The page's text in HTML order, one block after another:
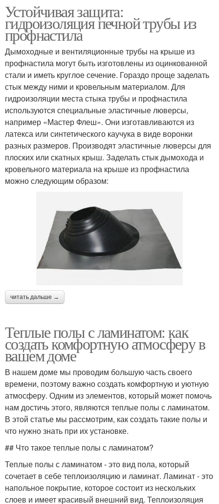
Устойчивая защита:
гидроизоляция печной трубы из
профнастила
Дымоходные и вентиляционные трубы на крыше из
профнастила могут быть изготовлены из оцинкованной
стали и иметь круглое сечение. Гораздо проще заделать
стык между ними и кровельным материалом. Для
гидроизоляции места стыка трубы и профнастила
используются специальные эластичные люверсы,
например «Мастер Флеш». Они изготавливаются из
латекса или синтетического каучука в виде воронки
разных размеров. Производят эластичные люверсы для
плоских или скатных крыш. Заделать стык дымохода и
кровельного материала на крыше из профнастила
можно следующим образом:
читать дальше →
Теплые полы с ламинатом: как
создать комфортную атмосферу в
вашем доме
В нашем доме мы проводим большую часть своего
времени, поэтому важно создать комфортную и уютную
атмосферу. Одним из элементов, который может помочь
нам достичь этого, являются теплые полы с ламинатом.
В этой статье мы рассмотрим, как создать такие полы и
что нужно знать при их установке.
## Что такое теплые полы с ламинатом?
Теплые полы с ламинатом - это вид пола, который
сочетает в себе теплоизоляцию и ламинат. Ламинат - это
напольное покрытие, которое состоит из нескольких
слоев и имеет красивый внешний вид. Теплоизоляция